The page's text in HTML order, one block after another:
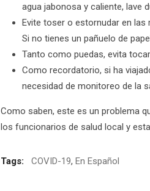
agua jabonosa y caliente, lave
Evite toser o estornudar en las
Si no tienes un pañuelo de
Tanto como puedas, evita
Como recordatorio, si ha
necesidad de monitoreo de la
Como saben, este es un problema
los funcionarios de salud local y
Tags: COVID-19, En Español